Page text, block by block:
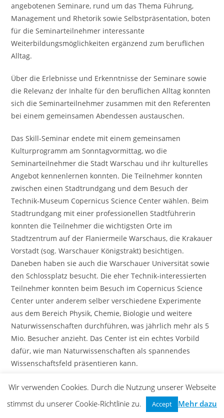
angebotenen Seminare, rund um das Thema Führung,
Management und Rhetorik sowie Selbstpräsentation, boten
für die Seminarteilnehmer interessante
Weiterbildungsmöglichkeiten ergänzend zum beruflichen
Alltag.
Über die Erlebnisse und Erkenntnisse der Seminare sowie
die Relevanz der Inhalte für den beruflichen Alltag konnten
sich die Seminarteilnehmer zusammen mit den Referenten
bei einem gemeinsamen Abendessen austauschen.
Das Skill-Seminar endete mit einem gemeinsamen
Kulturprogramm am Sonntagvormittag, wo die
Seminarteilnehmer die Stadt Warschau und ihr kulturelles
Angebot kennenlernen konnten. Die Teilnehmer konnten
zwischen einen Stadtrundgang und dem Besuch der
Technik-Museum Copernicus Science Center wählen. Beim
Stadtrundgang mit einer professionellen Stadtführerin
konnten die Teilnehmer die wichtigsten Orte im
Stadtzentrum auf der Flaniermeile Warschaus, die Krakauer
Vorstadt (sog. Warschauer Königstrakt) besichtigen.
Daneben haben sie auch die Warschauer Universität sowie
den Schlossplatz besucht. Die eher Technik-interessierten
Teilnehmer konnten beim Besuch im Copernicus Science
Center unter anderem selber verschiedene Experimente
aus dem Bereich Physik, Chemie, Biologie und weitere
Naturwissenschaften durchführen, was jährlich mehr als 5
Mio. Besucher anzieht. Das Center ist ein echtes Vorbild
dafür, wie man Naturwissenschaften als spannendes
Wissenschaftsfeld präsentieren kann.
Zur Zwecken der Qualitätssicherung der Veranstaltungen
des Alumni-Verein wurden alle Teilnehmer in einer
Umfrage zur Seminarbewertung befragt. Eine deutliche
Wir verwenden Cookies. Durch die Nutzung unserer Webseite
stimmst du unserer Cookie-Richtlinie zu.
Accept Mehr dazu